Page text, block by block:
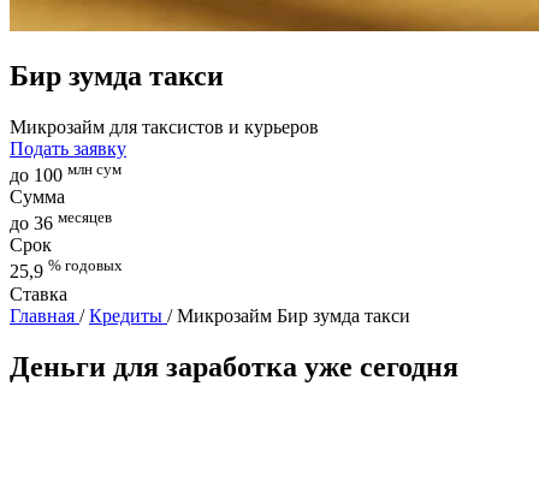
Бир зумда такси
Микрозайм для таксистов и курьеров
Подать заявку
до 100 млн сум
Сумма
до 36 месяцев
Срок
25,9 % годовых
Ставка
Главная / Кредиты /Микрозайм Бир зумда такси
Деньги для заработка уже сегодня